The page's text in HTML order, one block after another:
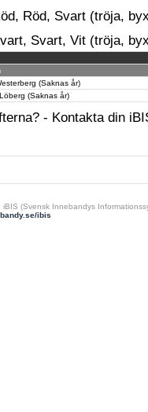
Röd, Svart (tröja,
Svart, Vit (tröja,
(Saknas år)
(Saknas år)
- Kontakta din
(Svensk Innebandys
ibis